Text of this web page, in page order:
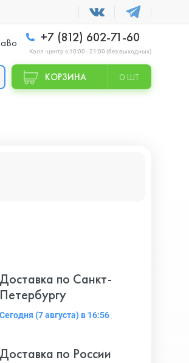
+7 (812) 602-71-60
Колл -центр с 10:00 - 21:00 (без выходных)
КОРЗИНА 0 ШТ
Доставка по Санкт-
Петербургу
Сегодня (7 августа) в 16:56
Доставка по России